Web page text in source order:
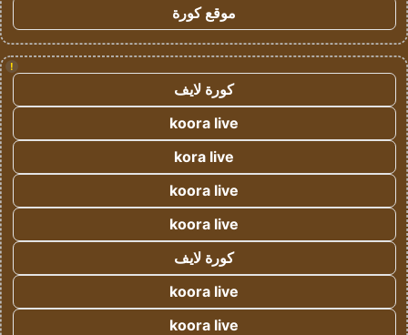
موقع كورة
!
كورة لايف
koora live
kora live
koora live
koora live
كورة لايف
koora live
koora live